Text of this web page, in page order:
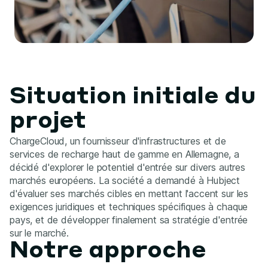
Situation initiale du
projet
ChargeCloud, un fournisseur d'infrastructures et de
services de recharge haut de gamme en Allemagne, a
décidé d'explorer le potentiel d'entrée sur divers autres
marchés européens. La société a demandé à Hubject
d'évaluer ses marchés cibles en mettant l'accent sur les
exigences juridiques et techniques spécifiques à chaque
pays, et de développer finalement sa stratégie d'entrée
sur le marché.
Notre approche